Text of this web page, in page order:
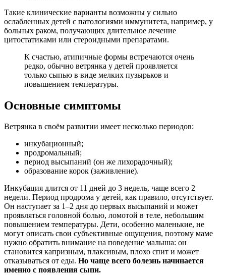
Такие клинические варианты возможны у сильно
ослабленных детей с патологиями иммунитета, например, у
больных раком, получающих длительное лечение
цитостатиками или стероидными препаратами.
К счастью, атипичные формы встречаются очень
редко, обычно ветрянка у детей проявляется
только сыпью в виде мелких пузырьков и
повышением температуры.
Основные симптомы
Ветрянка в своём развитии имеет несколько периодов:
инкубационный;
продромальный;
период высыпаний (он же лихорадочный);
образование корок (заживление).
Инкубация длится от 11 дней до 3 недель, чаще всего 2
недели. Период продрома у детей, как правило, отсутствует.
Он наступает за 1–2 дня до первых высыпаний и может
проявляться головной болью, ломотой в теле, небольшим
повышением температуры. Дети, особенно маленькие, не
могут описать свои субъективные ощущения, поэтому маме
нужно обратить внимание на поведение малыша: он
становится капризным, плаксивым, плохо спит и может
отказываться от еды. Но чаще всего болезнь начинается
именно с появления сыпи.